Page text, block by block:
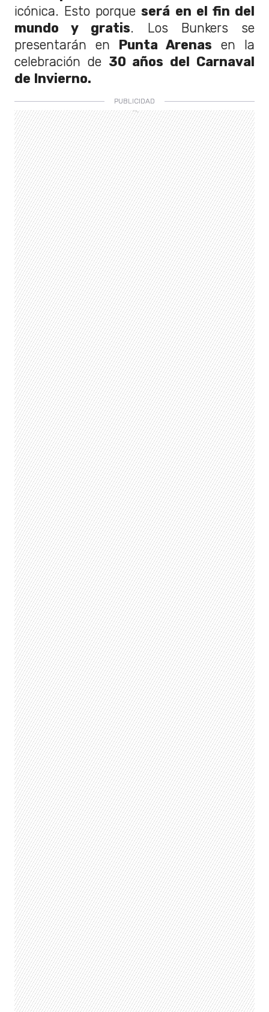
icónica. Esto porqueserá en el fin del
mundo y gratis. Los Bunkers se
presentarán en Punta Arenas en la
celebración de 30 años del Carnaval
de Invierno.